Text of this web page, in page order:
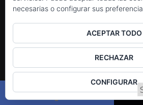
Privacidad y cookies: este sitio usa
navegando por él, aceptas su uso.
Para obtener más información, incluido
Política de cookies
necesarias o configurar sus
ACEPTAR TODO
RECHAZAR
CONFIGURAR
Utilizamos cookies propias y de
contenidos y publicidad de
con la navegación entendemos
nuestra Política de cookies.
.